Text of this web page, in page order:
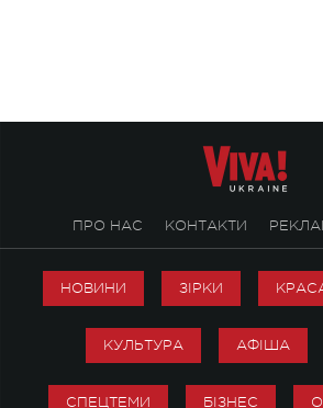
ПРО НАС КОНТАКТИ
НОВИНИ ЗІРКИ
КУЛЬТУРА АФІША
СПЕЦТЕМИ БІЗНЕС